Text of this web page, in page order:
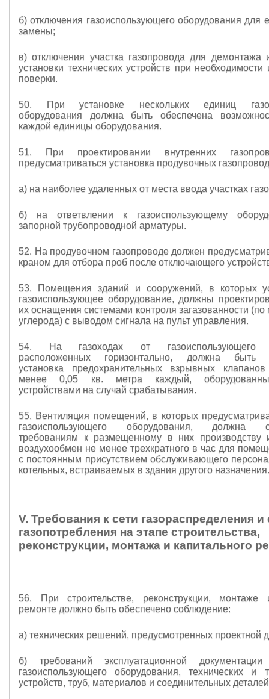
б) отключения газоиспользующего оборудования для
замены;
в) отключения участка газопровода для
установки технических устройств при
поверки.
50. При установке нескольких единиц
оборудования должна быть обеспечена
каждой единицы оборудования.
51. При проектировании внутренних
предусматриваться установка продувочных
а) на наиболее удаленных от места ввода участках
б) на ответвлении к газоиспользующему
запорной трубопроводной арматуры.
52. На продувочном газопроводе должен
краном для отбора проб после отключающего
53. Помещения зданий и сооружений, в которых
газоиспользующее оборудование, должны
их оснащения системами контроля загазованности (по
углерода) с выводом сигнала на пульт управления.
54. На газоходах от газоиспользующего
расположенных горизонтально, должна быть
установка предохранительных взрывных
менее 0,05 кв. метра каждый,
устройствами на случай срабатывания.
55. Вентиляция помещений, в которых
газоиспользующего оборудования, должна
требованиям к размещенному в них производству
воздухообмен не менее трехкратного в час для
с постоянным присутствием обслуживающего
котельных, встраиваемых в здания другого назначения.
V. Требования к сети газораспределения и
газопотребления на этапе строительства,
реконструкции, монтажа и капитального
56. При строительстве, реконструкции, монтаже
ремонте должно быть обеспечено соблюдение:
а) технических решений, предусмотренных проектной
б) требований эксплуатационной документации
газоиспользующего оборудования, технических и
устройств, труб, материалов и соединительных